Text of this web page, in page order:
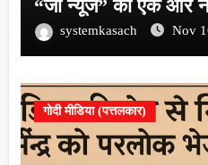
“जी न्यूज” का एक और
systemkasach Nov
गोदी मीडिया (पत्तलकार)